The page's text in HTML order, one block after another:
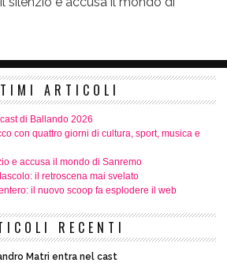
ARTICOLI
di Ballando 2026
con quattro giorni di cultura, sport, musica e
e accusa il mondo di Sanremo
il retroscena mai svelato
il nuovo scoop fa esplodere il web
RECENTI
Matri entra nel cast